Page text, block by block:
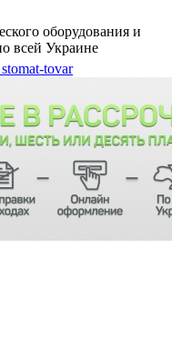
оборудования и
всей Украине